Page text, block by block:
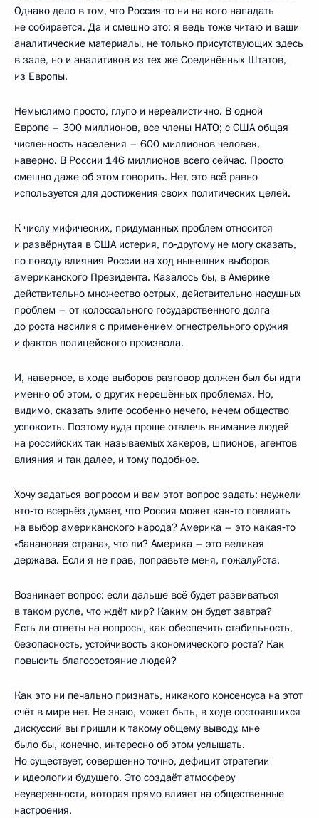
Однако дело в том, что Россия‑то ни на кого нападать
не собирается. Да и смешно это: я ведь тоже читаю и ваши
аналитические материалы, не только присутствующих здесь
в зале, но и аналитиков из тех же Соединённых Штатов,
из Европы.
Немыслимо просто, глупо и нереалистично. В одной
Европе – 300 миллионов, все члены НАТО; с США общая
численность населения – 600 миллионов человек,
наверно. В России 146 миллионов всего сейчас. Просто
смешно даже об этом говорить. Нет, это всё равно
используется для достижения своих политических целей.
К числу мифических, придуманных проблем относится
и развёрнутая в США истерия, по‑другому не могу сказать,
по поводу влияния России на ход нынешних выборов
американского Президента. Казалось бы, в Америке
действительно множество острых, действительно насущных
проблем – от колоссального государственного долга
до роста насилия с применением огнестрельного оружия
и фактов полицейского произвола.
И, наверное, в ходе выборов разговор должен был бы идти
именно об этом, о других нерешённых проблемах. Но,
видимо, сказать элите особенно нечего, нечем общество
успокоить. Поэтому куда проще отвлечь внимание людей
на российских так называемых хакеров, шпионов, агентов
влияния и так далее, и тому подобное.
Хочу задаться вопросом и вам этот вопрос задать: неужели
кто‑то всерьёз думает, что Россия может как‑то повлиять
на выбор американского народа? Америка – это какая‑то
«банановая страна», что ли? Америка – это великая
держава. Если я не прав, поправьте меня, пожалуйста.
Возникает вопрос: если дальше всё будет развиваться
в таком русле, что ждёт мир? Каким он будет завтра?
Есть ли ответы на вопросы, как обеспечить стабильность,
безопасность, устойчивость экономического роста? Как
повысить благосостояние людей?
Как это ни печально признать, никакого консенсуса на этот
счёт в мире нет. Не знаю, может быть, в ходе состоявшихся
дискуссий вы пришли к такому общему выводу, мне
было бы, конечно, интересно об этом услышать.
Но существует, совершенно точно, дефицит стратегии
и идеологии будущего. Это создаёт атмосферу
неуверенности, которая прямо влияет на общественные
настроения.